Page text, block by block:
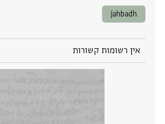
jahbadh
אין רשומות קשורות